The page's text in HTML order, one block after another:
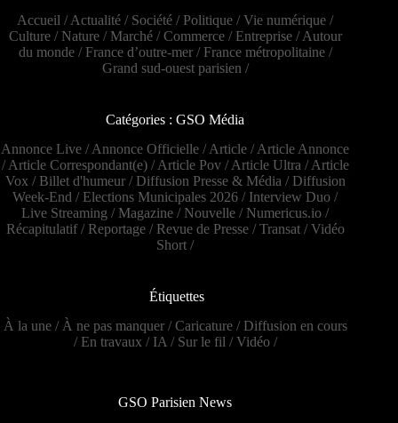
Accueil /Actualité / Société / Politique /Vie numérique /
Culture/ Nature/ Marché/Commerce/ Entreprise/Autour
du monde/ France d’outre-mer/ France métropolitaine/
Grand sud-ouest parisien /
Catégories : GSO Média
Annonce Live /Annonce Officielle /Article /Article Annonce
/Article Correspondant(e)/Article Pov/Article Ultra /Article
Vox / Billet d'humeur/ Diffusion Presse & Média / Diffusion
Week-End / Elections Municipales 2026 / Interview Duo /
Live Streaming / Magazine / Nouvelle / Numericus.io /
Récapitulatif/ Reportage/ Revue de Presse/Transat/Vidéo
Short /
Étiquettes
À la une/ À ne pas manquer/Caricature/ Diffusion en cours
/ En travaux / IA / Sur le fil /Vidéo/
GSO Parisien News